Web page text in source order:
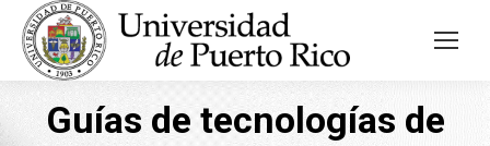
Guías de tecnologías de